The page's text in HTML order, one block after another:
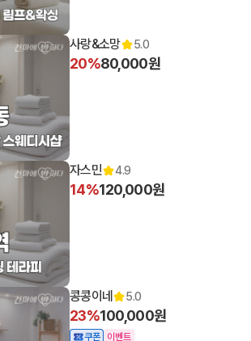
사랑&소망 5.0
20%80,000원
자스민 4.9
14%120,000원
콩콩이네 5.0
23%100,000원
쿠폰 이벤트